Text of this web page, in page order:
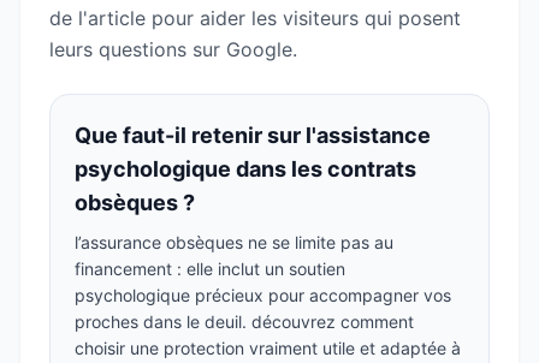
de l'article pour aider les visiteurs qui posent
leurs questions sur Google.
Que faut-il retenir sur l'assistance
psychologique dans les contrats
obsèques ?
l’assurance obsèques ne se limite pas au
financement : elle inclut un soutien
psychologique précieux pour accompagner vos
proches dans le deuil. découvrez comment
choisir une protection vraiment utile et adaptée à